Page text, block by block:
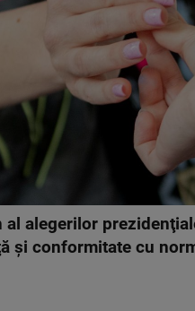
alegerilor
şi conformitate cu